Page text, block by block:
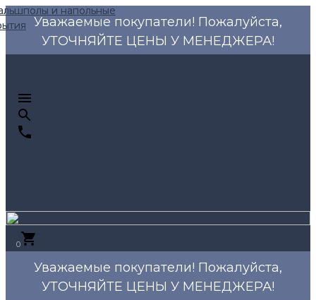
Уважаемые покупатели! Пожалуйста,
УТОЧНЯЙТЕ ЦЕНЫ У МЕНЕДЖЕРА!
0
Уважаемые покупатели! Пожалуйста,
УТОЧНЯЙТЕ ЦЕНЫ У МЕНЕДЖЕРА!